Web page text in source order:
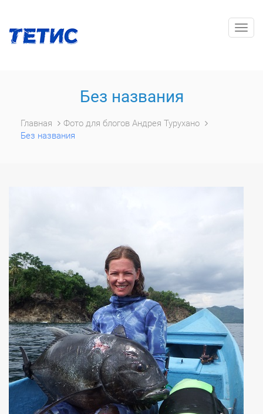
Без названия
Главная
Фото для блогов Андрея Турухано
Без названия